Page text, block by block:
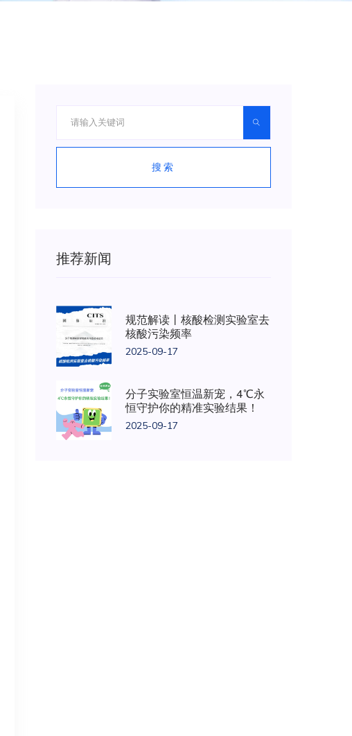
搜索
推荐新闻
规范解读丨核酸检测实验室去
核酸污染频率
2025-09-17
分子实验室恒温新宠，4℃永
恒守护你的精准实验结果！
2025-09-17